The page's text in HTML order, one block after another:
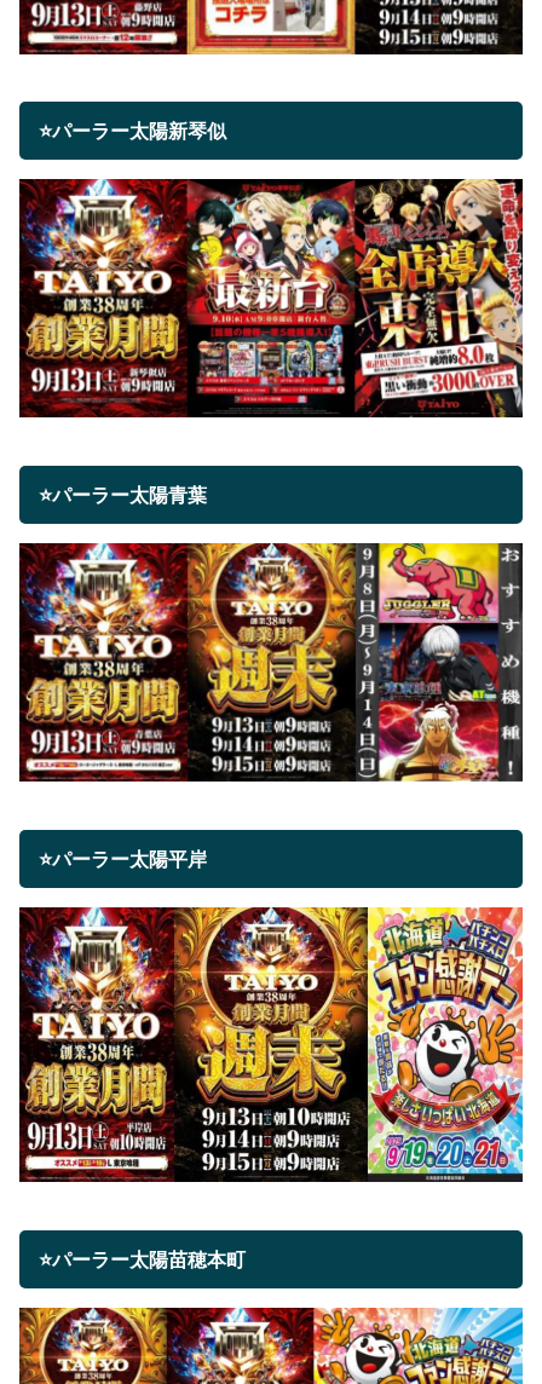
⭐パーラー太陽新琴似
⭐パーラー太陽青葉
⭐パーラー太陽平岸
⭐パーラー太陽苗穂本町